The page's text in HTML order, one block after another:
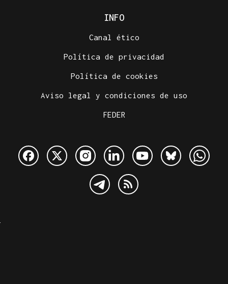
INFO
Canal ético
Política de privacidad
Política de cookies
Aviso legal y condiciones de uso
FEDER